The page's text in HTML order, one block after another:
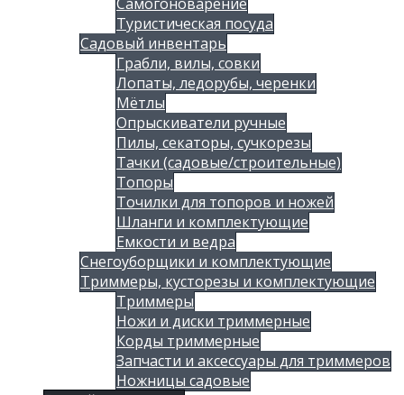
Туристическая посуда
Садовый инвентарь
Грабли, вилы, совки
Лопаты, ледорубы, черенки
Мётлы
Опрыскиватели ручные
Пилы, секаторы, сучкорезы
Тачки (садовые/строительные)
Топоры
Точилки для топоров и ножей
Шланги и комплектующие
Емкости и ведра
Снегоуборщики и комплектующие
Триммеры, кусторезы и комплектующие
Триммеры
Ножи и диски триммерные
Корды триммерные
Запчасти и аксессуары для триммеров
Ножницы садовые